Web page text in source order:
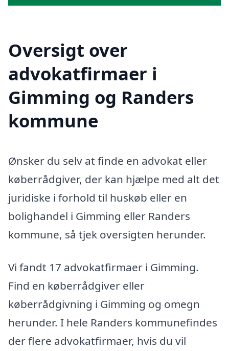
Oversigt over
advokatfirmaer i
Gimming og Randers
kommune
Ønsker du selv at finde en advokat eller
køberrådgiver, der kan hjælpe med alt det
juridiske i forhold til huskøb eller en
bolighandel i Gimming eller Randers
kommune, så tjek oversigten herunder.
Vi fandt 17 advokatfirmaer i Gimming.
Find en køberrådgiver eller
køberrådgivning i Gimming og omegn
herunder. I hele Randers kommunefindes
der flere advokatfirmaer, hvis du vil